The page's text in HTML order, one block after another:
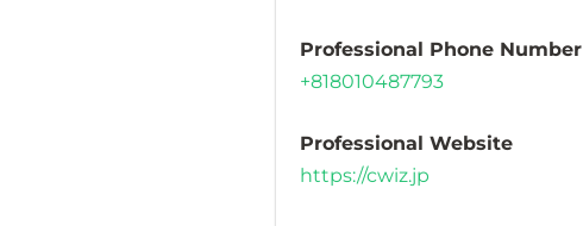
Professional Phone Number
+818010487793
Professional Website
https://cwiz.jp